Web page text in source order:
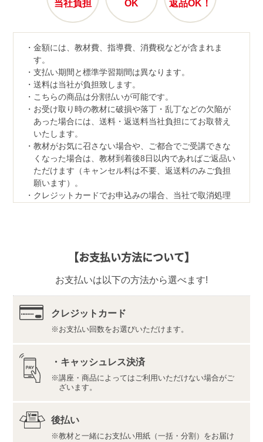
当社負担 OK 返品OK！
金額には、教材費、指導費、消費税などが含まれま
す。
支払い期間と標準学習期間は異なります。
送料は当社が負担致します。
こちらの商品は分割払いが可能です。
お受け取り時の教材に破損や落丁・乱丁などの欠陥が
あった場合には、送料・返送料当社負担にてお取替え
いたします。
教材がお気に召さない場合や、ご都合でご受講できな
くなった場合は、教材到着後8日以内であればご返品い
ただけます（キャンセル料は不要、返送料のみご負担
願います）。
クレジットカードでお申込みの場合、当社で取消処理
〒350-1111
株式会社ユーキャンロジ
内容・仕様・画面のイメージは変更になる場合があり
ます。
硬筆書写技能検定３級の受験はご希望の方のみです(有
料)。お申込みなどのお手続きはご自身にて直接行って
講座の修了証はご希望の方のみ発行いたします。な
お、発行には別途費用がかかります。
【「合格デジタルサポート」ツールについて】
最新の推奨環境は
利用規約はこちら
【お支払い方法について】
お支払いは以下の方法から選べます!
クレジットカード
お支払い回数をお選びいただけます。
・キャッシュレス決済
講座・商品によってはご利用いただけない場合がご
ざいます。
後払い
教材と一緒にお支払い用紙（一括・分割）をお届け